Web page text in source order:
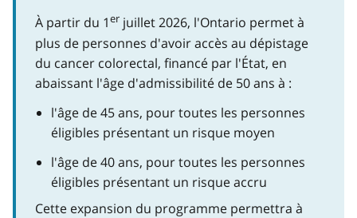
À partir du 1er juillet 2026, l'Ontario permet à
plus de personnes d'avoir accès au dépistage
du cancer colorectal, financé par l'État, en
abaissant l'âge d'admissibilité de 50 ans à :
l'âge de 45 ans, pour toutes les personnes
éligibles présentant un risque moyen
l'âge de 40 ans, pour toutes les personnes
éligibles présentant un risque accru
Cette expansion du programme permettra à